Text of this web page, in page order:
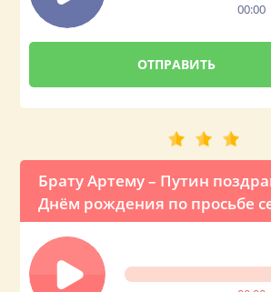
00:00
Брату Артему – Путин
Днём рождения по просьбе